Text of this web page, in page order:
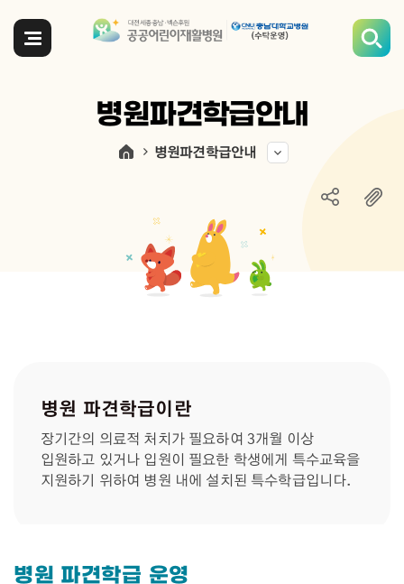
전체메뉴
병원파견학급안내
병원파견학급안내
병원 파견학급이란
장기간의 의료적 처치가 필요하여 3개월 이상
입원하고 있거나 입원이 필요한 학생에게 특수교육을
지원하기 위하여 병원 내에 설치된 특수학급입니다.
병원 파견학급 운영